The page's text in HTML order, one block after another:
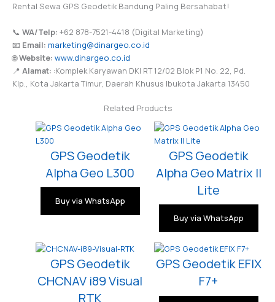
Rental Sewa GPS Geodetik Bandung Paling Bersahabat!
📞 WA/Telp: +62 878-7521-4418 (Digital Marketing)
📧 Email: marketing@dinargeo.co.id
🌐Website: www.dinargeo.co.id
📍 Alamat: :Komplek Karyawan DKI RT 12/02 Blok P1 No. 22, Pd.
Klp., Kota Jakarta Timur, Daerah Khusus Ibukota Jakarta 13450
Related Products
GPS Geodetik
Alpha Geo L300
Buy via WhatsApp
GPS Geodetik
Alpha Geo Matrix II
Lite
Buy via WhatsApp
GPS Geodetik
CHCNAV i89 Visual
RTK
GPS Geodetik EFIX
F7+